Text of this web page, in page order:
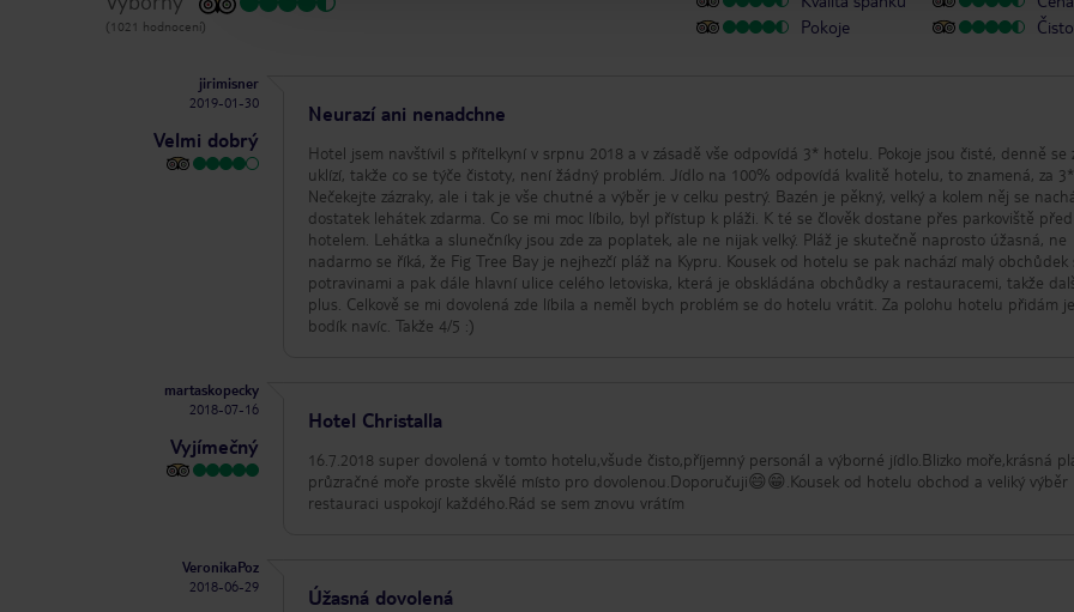
(1021 hodnocení)
Pokoje
jirimisner
2019-01-30
Velmi dobrý
Neurazí ani nenadchne
Hotel jsem navštívil s přítelkyní v srpnu 2018 a v zásadě vše odpovídá 3* hotelu. Pokoje jsou čisté, denně se
uklízí, takže co se týče čistoty, není žádný problém. Jídlo na 100% odpovídá kvalitě hotelu, to znamená, za 3*.
Nečekejte zázraky, ale i tak je vše chutné a výběr je v celku pestrý. Bazén je pěkný, velký a kolem něj se
dostatek lehátek zdarma. Co se mi moc líbilo, byl přístup k pláži. K té se člověk dostane přes parkoviště před
hotelem. Lehátka a slunečníky jsou zde za poplatek, ale ne nijak velký. Pláž je skutečně naprosto úžasná, ne
nadarmo se říká, že Fig Tree Bay je nejhezčí pláž na Kypru. Kousek od hotelu se pak nachází malý obchůdek
potravinami a pak dále hlavní ulice celého letoviska, která je obskládána obchůdky a restauracemi, takže
plus. Celkově se mi dovolená zde líbila a neměl bych problém se do hotelu vrátit. Za polohu hotelu přidám
bodík navíc. Takže 4/5 :)
martaskopecky
2018-07-16
Vyjímečný
Hotel Christalla
16.7.2018 super dovolená v tomto hotelu,všude čisto,příjemný personál a výborné jídlo.Blizko moře,krásná
průzračné moře proste skvělé místo pro dovolenou.Doporučuji😄😁.Kousek od hotelu obchod a veliký výběr
restauraci uspokojí každého.Rád se sem znovu vrátím
VeronikaPoz
2018-06-29
Úžasná dovolená